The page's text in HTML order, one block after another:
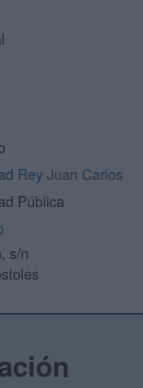
Rey Juan Carlos
Pública
s/n